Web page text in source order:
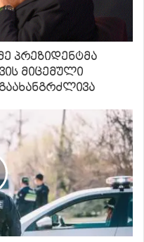
პრეზიდენტმა
მიცემული